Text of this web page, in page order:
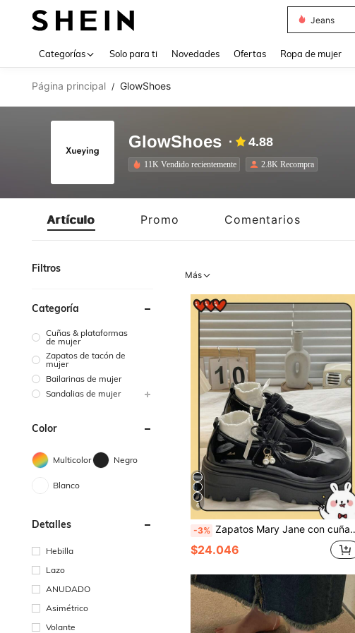
Dazy
Categorías Solo para ti Novedades Ofertas Ropa de mujer
Página principal / GlowShoes
GlowShoes 4.88
11K Vendido recientemente 2.8K Recompra
Artículo Promo Comentarios
Filtros
Categoría
Cuñas & plataformas
de mujer
Zapatos de tacón de
mujer
Bailarinas de mujer
Sandalias de mujer
Color
Multicolor Negro
Blanco
Detalles
Hebilla
Lazo
ANUDADO
Asimétrico
Volante
Más
6
-3% Zapatos Mary Jane con cuña y plataforma para mujer/Zapatos de ballet con hebilla y lazo negro 2025 Primavera Nuevo Suela gruesa Estilo británico retro JK Gótico
$24.046